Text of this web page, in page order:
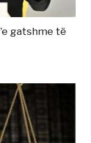
gatshme të